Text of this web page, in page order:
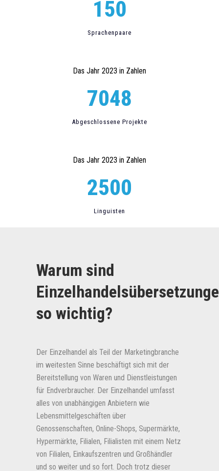
150
Sprachenpaare
Das Jahr 2023 in Zahlen
7048
Abgeschlossene Projekte
Das Jahr 2023 in Zahlen
2500
Linguisten
Warum sind
so wichtig?
Der Einzelhandel als Teil der Marketingbranche
im weitesten Sinne beschäftigt sich mit der
Bereitstellung von Waren und Dienstleistungen
für Endverbraucher. Der Einzelhandel umfasst
alles von unabhängigen Anbietern wie
Lebensmittelgeschäften über
Genossenschaften, Online-Shops, Supermärkte,
Hypermärkte, Filialen, Filialisten mit einem Netz
von Filialen, Einkaufszentren und Großhändler
und so weiter und so fort. Doch trotz dieser